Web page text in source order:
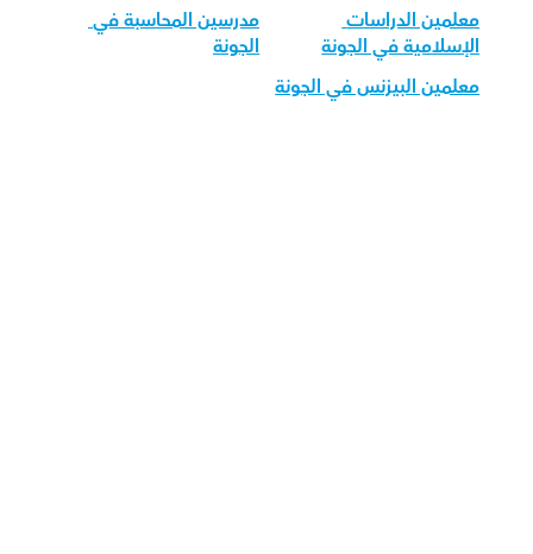
معلمين الدراسات
الإسلامية في الجونة
مدرسين المحاسبة في
الجونة
معلمين البيزنس في الجونة